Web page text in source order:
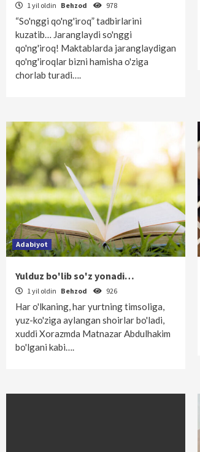
1 yil oldin Behzod 978
“So'nggi qo'ng'iroq” tadbirlarini
kuzatib… Jaranglaydi so'nggi
qo'ng'iroq! Maktablarda jaranglaydigan
qo'ng'iroqlar bizni hamisha o'ziga
chorlab turadi….
Adabiyot
Yulduz bo'lib so'z yonadi…
1 yil oldin Behzod 926
Har o'lkaning, har yurtning timsoliga,
yuz-ko'ziga aylangan shoirlar bo'ladi,
xuddi Xorazmda Matnazar Abdulhakim
bo'lgani kabi….